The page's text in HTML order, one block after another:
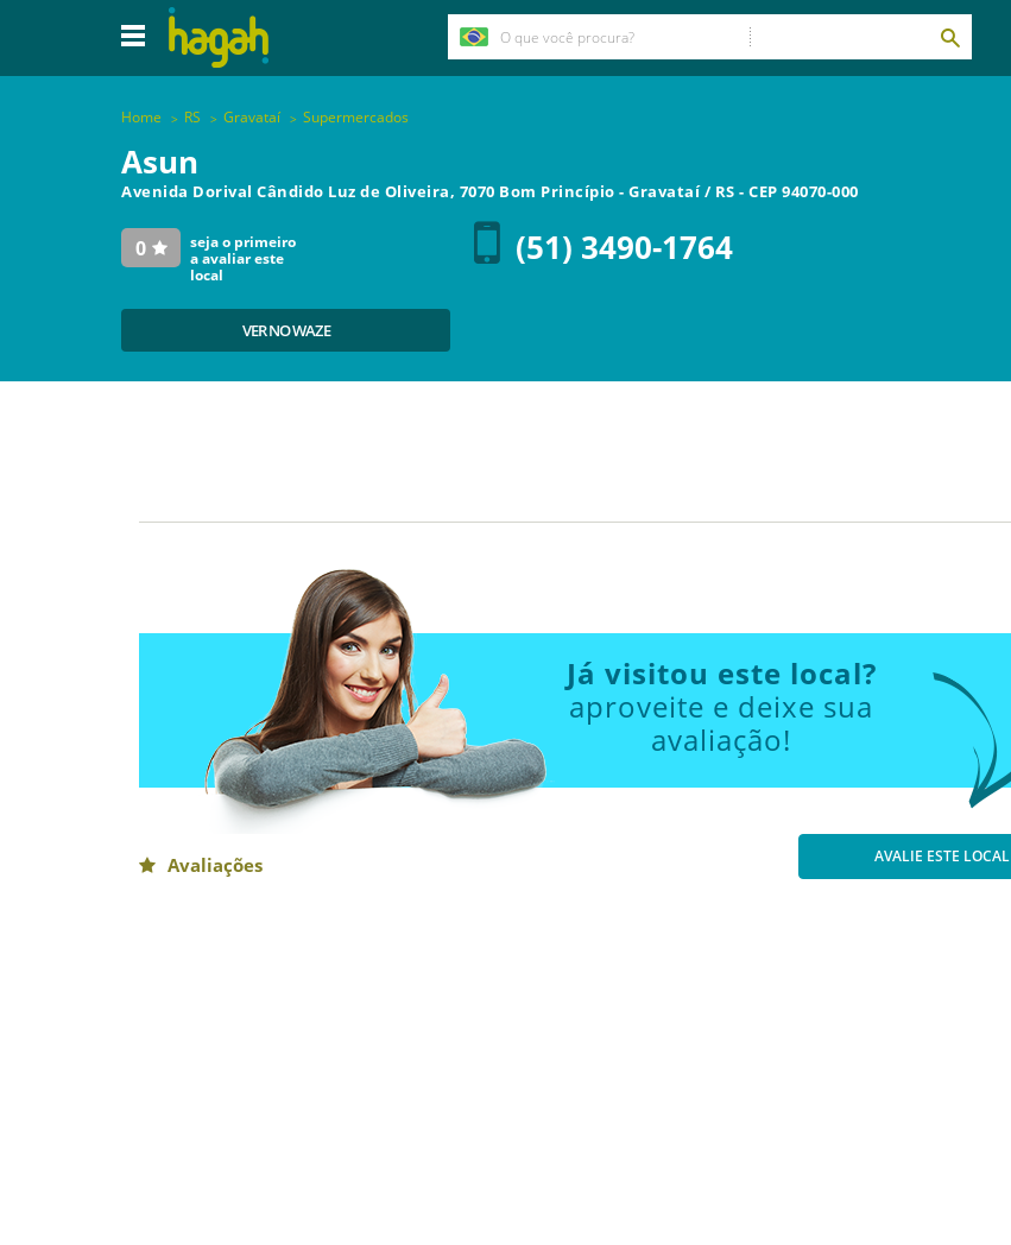
Home RS Gravataí Supermercados
Asun
Avenida Dorival Cândido Luz de Oliveira, 7070 Bom Princípio - Gravataí/ RS - CEP 94070-000
0
seja o primeiro
a avaliar este
local
(51) 3490-1764
VER NO WAZE
Já visitou este local?
aproveite e deixe sua
avaliação!
Avaliações AVALIE ESTE LOCAL